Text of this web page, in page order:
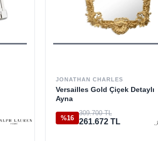
JONATHAN CHARLES
Versailles Gold Çiçek Detaylı
Ayna
%16
309.700 TL
261.672 TL